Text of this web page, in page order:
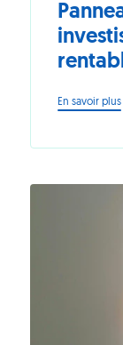
En savoir plus-
: